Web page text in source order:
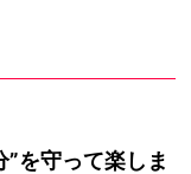
を守って楽しま